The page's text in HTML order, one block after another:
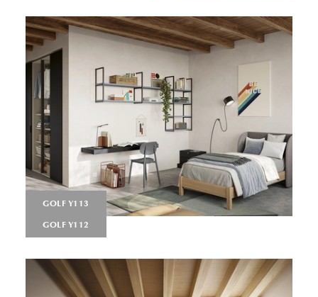
GOLF Y113
GOLF Y112